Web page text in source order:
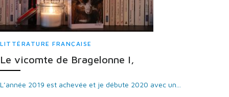
LITTÉRATURE FRANÇAISE
Le vicomte de Bragelonne I,
L’année 2019 est achevée et je débute 2020 avec un...